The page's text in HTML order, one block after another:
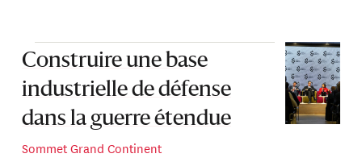
Construire une base
industrielle de défense
dans la guerre étendue
Sommet Grand Continent